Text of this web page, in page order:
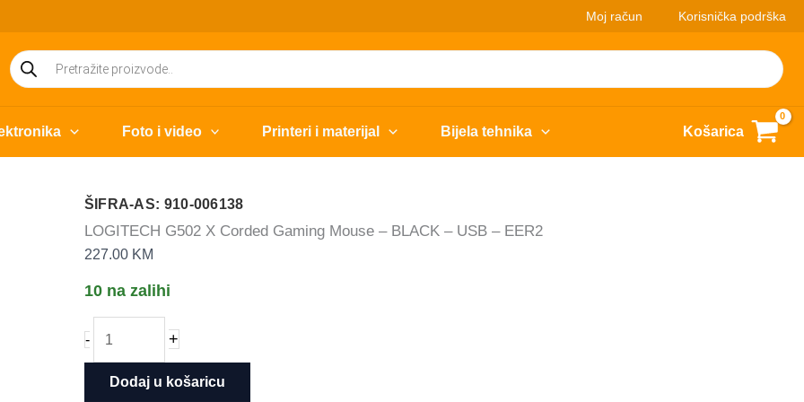
Moj račun Korisnička podrška
Products
search
Foto i video Printeri i materijal Bijela tehnika Košarica
ŠIFRA-AS: 910-006138
LOGITECH G502 X Corded Gaming Mouse – BLACK – USB – EER2
227.00 KM
10 na zalihi
-
G502
+
Dodaj u košaricu